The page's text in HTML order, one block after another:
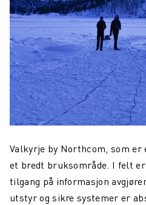
Valkyrje by Northcom, som er
et bredt bruksområde. I felt
tilgang på informasjon
utstyr og sikre systemer er